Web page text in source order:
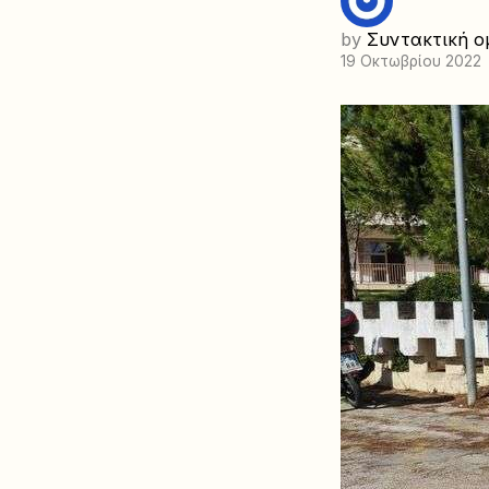
by Συντακτική
19 Οκτωβρίου 2022